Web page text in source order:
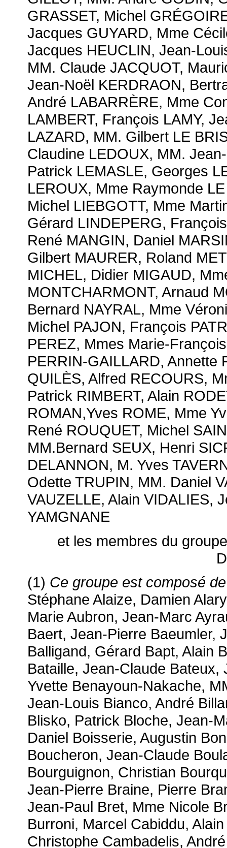
GRASSET, Michel
Jacques GUYARD, Mme
Jacques HEUCLIN, Jean-
MM. Claude JACQUOT,
Jean-Noël KERDRAON,
André LABARRÈRE, Mme
LAMBERT, François LAMY,
LAZARD, MM. Gilbert LE
Claudine LEDOUX, MM.
Patrick LEMASLE, Georges
LEROUX, Mme Raymonde
Michel LIEBGOTT, Mme
Gérard LINDEPERG,
René MANGIN, Daniel
Gilbert MAURER, Roland
MICHEL, Didier MIGAUD,
MONTCHARMONT, Arnaud
Bernard NAYRAL, Mme
Michel PAJON, François
PEREZ, Mmes Marie-
PERRIN-GAILLARD, Annette
QUILÈS, Alfred RECOURS,
Patrick RIMBERT, Alain
ROMAN,Yves ROME, Mme
René ROUQUET, Michel
MM.Bernard SEUX, Henri
DELANNON, M. Yves
Odette TRUPIN, MM. Daniel
VAUZELLE, Alain VIDALIES,
YAMGNANE
et les membres du
(1) Ce groupe est composé
Stéphane Alaize, Damien
Marie Aubron, Jean-Marc
Baert, Jean-Pierre Baeumler,
Balligand, Gérard Bapt, Alain
Bataille, Jean-Claude
Yvette Benayoun-Nakache,
Jean-Louis Bianco, André
Blisko, Patrick Bloche, Jean-
Daniel Boisserie, Augustin
Boucheron, Jean-Claude
Bourguignon, Christian
Jean-Pierre Braine, Pierre
Jean-Paul Bret, Mme Nicole
Burroni, Marcel Cabiddu,
Christophe Cambadelis,